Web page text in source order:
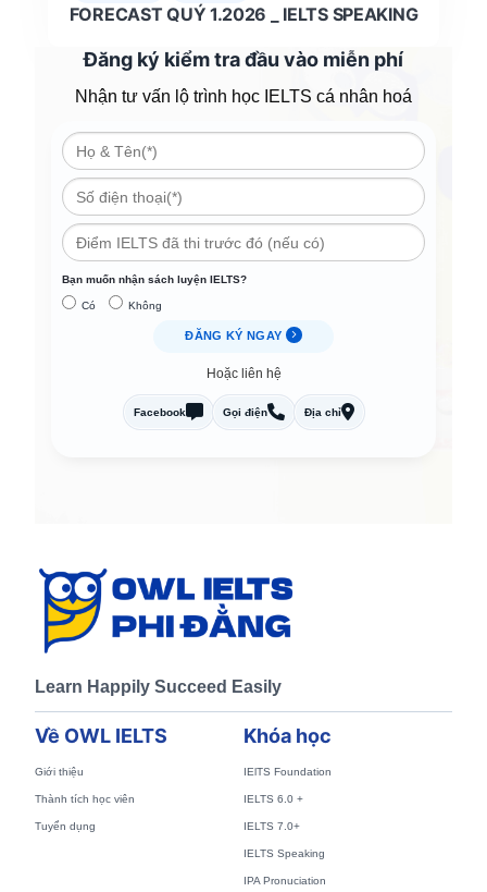
FORECAST QUÝ 1.2026 _ IELTS SPEAKING
Đăng ký kiểm tra đầu vào miễn phí
Nhận tư vấn lộ trình học IELTS cá nhân hoá
Bạn muốn nhận sách luyện IELTS?
Có Không
ĐĂNG KÝ NGAY
Hoặc liên hệ
Facebook Gọi điện Địa chỉ
Learn Happily Succeed Easily
Về OWL IELTS
Giới thiệu
Thành tích học viên
Tuyển dụng
Khóa học
IElTS Foundation
IELTS 6.0 +
IELTS 7.0+
IELTS Speaking
IPA Pronuciation